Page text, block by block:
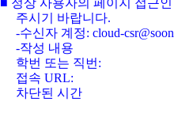
■ 정상 사용자의 페이지 접근
주시기 바랍니다.
-수신자 계정: cloud-
-작성 내용
학번 또는 직번:
접속 URL:
차단된 시간